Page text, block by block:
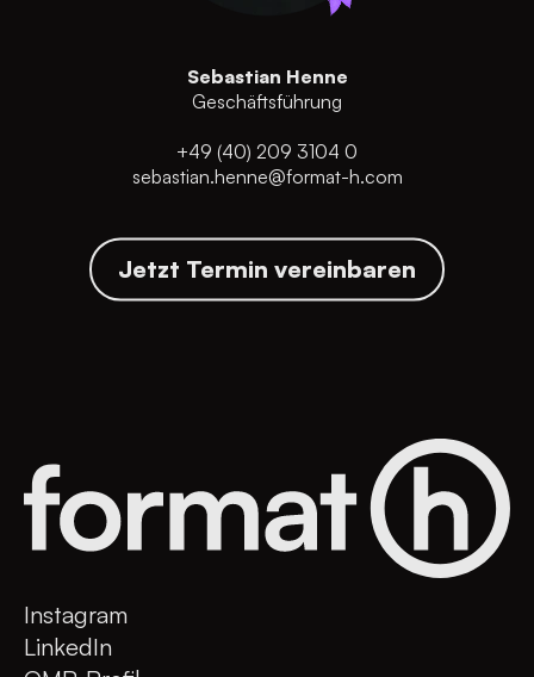
Sebastian Henne
Geschäftsführung
+49 (40) 209 3104 0
sebastian.henne@format-h.com
Jetzt Termin vereinbaren
Instagram
LinkedIn